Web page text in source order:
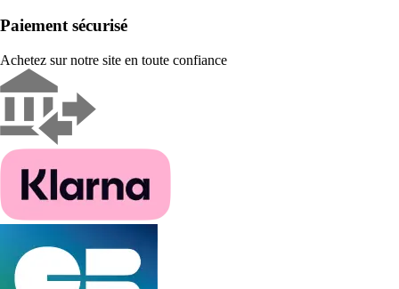
Paiement sécurisé
Achetez sur notre site en toute confiance